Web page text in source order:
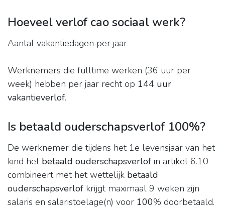
Hoeveel verlof cao sociaal werk?
Aantal vakantiedagen per jaar
Werknemers die fulltime werken (36 uur per
week) hebben per jaar recht op 144 uur
vakantieverlof.
Is betaald ouderschapsverlof 100%?
De werknemer die tijdens het 1e levensjaar van het
kind het betaald ouderschapsverlof in artikel 6.10
combineert met het wettelijk betaald
ouderschapsverlof krijgt maximaal 9 weken zijn
salaris en salaristoelage(n) voor 100% doorbetaald.